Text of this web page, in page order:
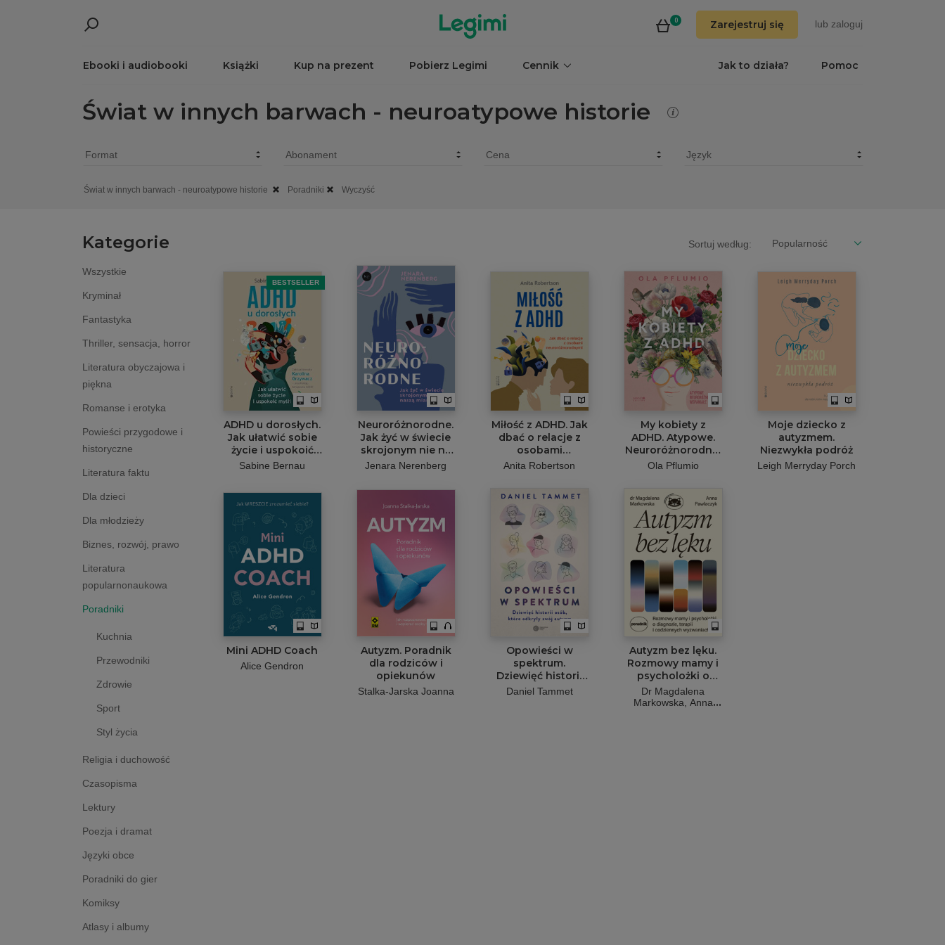
0 Zarejestruj się lub zaloguj
Ebooki i audiobooki Książki Kup na prezent Pobierz Legimi Cennik Pomoc
Jak to działa?
Świat w innych barwach - neuroatypowe historie
Świat w innych barwach - neuroatypowe historie Poradniki Wyczyść
Kategorie
Wszystkie
Kryminał
Fantastyka
Thriller, sensacja, horror
Literatura obyczajowa i
piękna
Romanse i erotyka
Powieści przygodowe i
historyczne
Literatura faktu
Dla dzieci
Dla młodzieży
Biznes, rozwój, prawo
Literatura
popularnonaukowa
Poradniki
Kuchnia
Przewodniki
Zdrowie
Sport
Styl życia
Religia i duchowość
Czasopisma
Lektury
Poezja i dramat
Języki obce
Poradniki do gier
Komiksy
Atlasy i albumy
Sortuj według:
BESTSELLER
ADHD u dorosłych.
Jak ułatwić sobie
życie i uspokoić
myśli
Sabine Bernau
Neuroróżnorodne.
Jak żyć w świecie
skrojonym nie na
naszą miarę
Jenara Nerenberg
Miłość z ADHD. Jak
dbać o relacje z
osobami
neuroróżnorodnymi
Anita Robertson
My kobiety z
ADHD. Atypowe.
Neuroróżnorodne.
Wspaniałe.
Ola Pflumio
Moje dziecko z
autyzmem.
Niezwykła podróż
Leigh Merryday Porch
Mini ADHD Coach
Alice Gendron
Autyzm. Poradnik
dla rodziców i
opiekunów
Stalka-Jarska Joanna
Opowieści w
spektrum.
Dziewięć historii
osób, które
Daniel Tammet
Autyzm bez lęku.
Rozmowy mamy i
psycholożki o
diagnozie, terapii i
codziennych
Dr Magdalena
Markowska Anna